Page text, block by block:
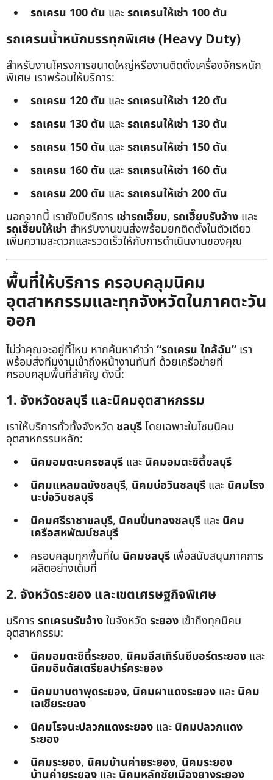
รถเครน 100 ตัน และรถเครนให้เช่า 100 ตัน
รถเครนน้ำหนักบรรทุกพิเศษ (Heavy Duty)
สำหรับงานโครงการขนาดใหญ่หรืองานติดตั้งเครื่องจักรหนัก
พิเศษ เราพร้อมให้บริการ:
รถเครน 120 ตัน และรถเครนให้เช่า 120 ตัน
รถเครน 130 ตัน และรถเครนให้เช่า 130 ตัน
รถเครน 150 ตัน และรถเครนให้เช่า 150 ตัน
รถเครน 160 ตัน และรถเครนให้เช่า 160 ตัน
รถเครน 200 ตัน และรถเครนให้เช่า 200 ตัน
นอกจากนี้ เรายังมีบริการ เช่ารถเฮี๊ยบ, รถเฮี๊ยบรับจ้าง และ
รถเฮี๊ยบให้เช่า สำหรับงานขนส่งพร้อมยกติดตั้งในตัวเดียว
เพิ่มความสะดวกและรวดเร็วให้กับการดำเนินงานของคุณ
พื้นที่ให้บริการ ครอบคลุมนิคม
อุตสาหกรรมและทุกจังหวัดในภาคตะวัน
ออก
ไม่ว่าคุณจะอยู่ที่ไหน หากค้นหาคำว่า “รถเครน ใกล้ฉัน” เรา
พร้อมส่งทีมงานเข้าถึงหน้างานทันที ด้วยเครือข่ายที่
ครอบคลุมพื้นที่สำคัญ ดังนี้:
1. จังหวัดชลบุรี และนิคมอุตสาหกรรม
เราให้บริการทั่วทั้งจังหวัด ชลบุรีโดยเฉพาะในโซนนิคม
อุตสาหกรรมหลัก:
นิคมอมตะนครชลบุรี และ นิคมอมตะซิตี้ชลบุรี
นิคมแหลมฉบังชลบุรี, นิคมบ่อวินชลบุรี และ นิคมโรจ
นะบ่อวินชลบุรี
นิคมศรีราชาชลบุรี, นิคมปิ่นทองชลบุรี และ นิคม
เครือสหพัฒน์ชลบุรี
ครอบคลุมทุกพื้นที่ใน นิคมชลบุรี เพื่อสนับสนุนภาคการ
ผลิตอย่างเต็มที่
2. จังหวัดระยอง และเขตเศรษฐกิจพิเศษ
บริการ รถเครนรับจ้างในจังหวัด ระยอง เข้าถึงทุกนิคม
อุตสาหกรรม:
นิคมอมตะซิตี้ระยอง, นิคมอีสเทิร์นซีบอร์ดระยอง และ
นิคมอินดัสเตรียลปาร์คระยอง
นิคมมาบตาพุดระยอง, นิคมผาแดงระยอง และ นิคม
เอเชียระยอง
นิคมโรจนะปลวกแดงระยอง และ นิคมปลวกแดง
ระยอง
นิคมระยอง, นิคมบ้านค่ายระยอง, นิคมระยอง
บ้านค่ายระยอง และ นิคมหลักชัยเมืองยางระยอง